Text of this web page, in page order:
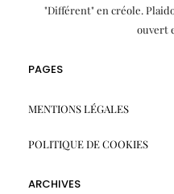
"Différent" en créole.
ouvert
PAGES
MENTIONS LÉGALES
POLITIQUE DE COOKIES
ARCHIVES